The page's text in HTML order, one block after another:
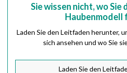
Sie wissen nicht, wo Sie
Haubenmodell
Laden Sie den Leitfaden herunter,
sich ansehen und wo Sie
Laden Sie den